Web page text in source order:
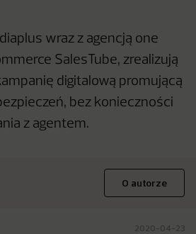
wraz z agencją one
SalesTube, zrealizują
digitalową promującą
bez konieczności
z agentem.
O autorze
2020-04-23